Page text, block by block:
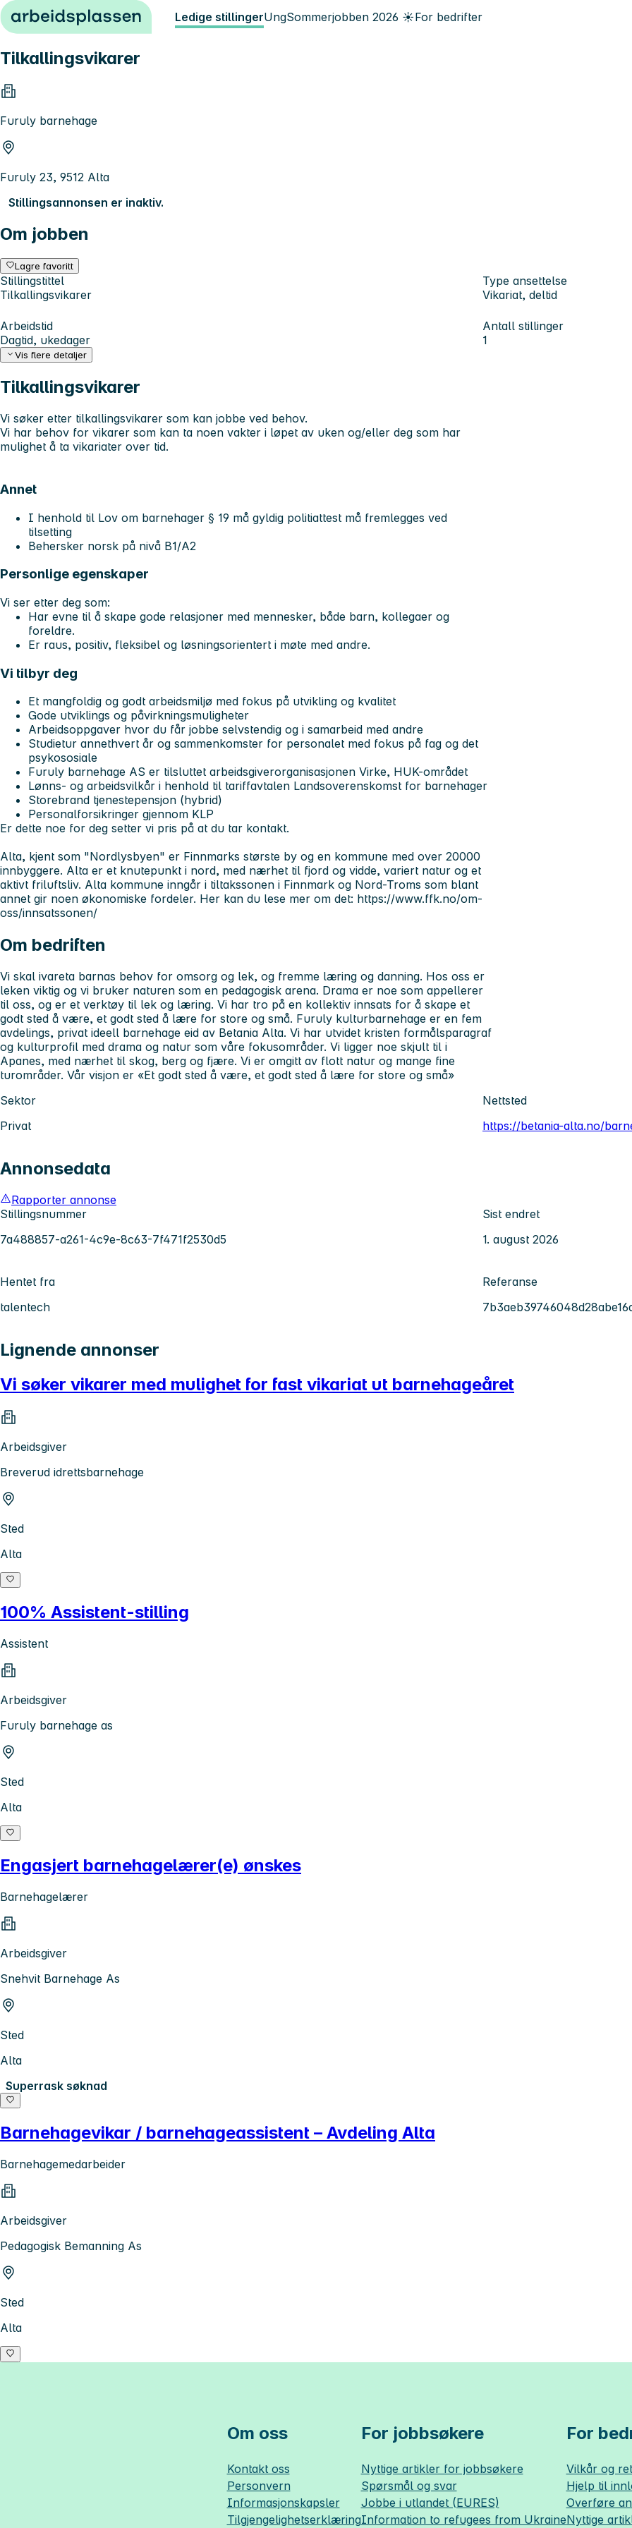
Hopp til innhold Ledige stillingerUngSommerjobben 2026 ☀️For bedrifter
Tilkallingsvikarer
Furuly barnehage
Furuly 23, 9512 Alta
Stillingsannonsen er inaktiv.
Om jobben
Lagre favoritt
Stillingstittel
Tilkallingsvikarer
Type ansettelse
Vikariat, deltid
Arbeidstid
Dagtid, ukedager
Antall stillinger
1
Vis flere detaljer
Tilkallingsvikarer
Vi søker etter tilkallingsvikarer som kan jobbe ved behov.
Vi har behov for vikarer som kan ta noen vakter i løpet av uken og/eller deg som har
mulighet å ta vikariater over tid.
Annet
I henhold til Lov om barnehager § 19 må gyldig politiattest må fremlegges ved
tilsetting
Behersker norsk på nivå B1/A2
Personlige egenskaper
Vi ser etter deg som:
Har evne til å skape gode relasjoner med mennesker, både barn, kollegaer og
foreldre.
Er raus, positiv, fleksibel og løsningsorientert i møte med andre.
Vi tilbyr deg
Et mangfoldig og godt arbeidsmiljø med fokus på utvikling og kvalitet
Gode utviklings og påvirkningsmuligheter
Arbeidsoppgaver hvor du får jobbe selvstendig og i samarbeid med andre
Studietur annethvert år og sammenkomster for personalet med fokus på fag og det
psykososiale
Furuly barnehage AS er tilsluttet arbeidsgiverorganisasjonen Virke, HUK-området
Lønns- og arbeidsvilkår i henhold til tariffavtalen Landsoverenskomst for barnehager
Storebrand tjenestepensjon (hybrid)
Personalforsikringer gjennom KLP
Er dette noe for deg setter vi pris på at du tar kontakt.
Alta, kjent som "Nordlysbyen" er Finnmarks største by og en kommune med over 20000
innbyggere. Alta er et knutepunkt i nord, med nærhet til fjord og vidde, variert natur og et
aktivt friluftsliv. Alta kommune inngår i tiltakssonen i Finnmark og Nord-Troms som blant
annet gir noen økonomiske fordeler. Her kan du lese mer om det: https://www.ffk.no/om-
oss/innsatssonen/
Om bedriften
Vi skal ivareta barnas behov for omsorg og lek, og fremme læring og danning. Hos oss er
leken viktig og vi bruker naturen som en pedagogisk arena. Drama er noe som appellerer
til oss, og er et verktøy til lek og læring. Vi har tro på en kollektiv innsats for å skape et
godt sted å være, et godt sted å lære for store og små. Furuly kulturbarnehage er en fem
avdelings, privat ideell barnehage eid av Betania Alta. Vi har utvidet kristen formålsparagraf
og kulturprofil med drama og natur som våre fokusområder. Vi ligger noe skjult til i
Apanes, med nærhet til skog, berg og fjære. Vi er omgitt av flott natur og mange fine
turområder. Vår visjon er «Et godt sted å være, et godt sted å lære for store og små»
Sektor
Privat
Nettsted
https://betania-alta.no/
Annonsedata
Rapporter annonse
Stillingsnummer
7a488857-a261-4c9e-8c63-7f471f2530d5
Sist endret
1. august 2026
Hentet fra
talentech
Referanse
Lignende annonser
Vi søker vikarer med mulighet for fast vikariat ut barnehageåret
Arbeidsgiver
Breverud idrettsbarnehage
Sted
Alta
100% Assistent-stilling
Assistent
Arbeidsgiver
Furuly barnehage as
Sted
Alta
Engasjert barnehagelærer(e) ønskes
Barnehagelærer
Arbeidsgiver
Snehvit Barnehage As
Sted
Alta
Superrask søknad
Barnehagevikar / barnehageassistent – Avdeling Alta
Barnehagemedarbeider
Arbeidsgiver
Pedagogisk Bemanning As
Sted
Alta
Om oss
Kontakt oss
Personvern
Informasjonskapsler
Tilgjengelighetserklæring
For jobbsøkere
Nyttige artikler for jobbsøkere
Spørsmål og svar
Jobbe i utlandet (EURES)
Information to refugees from Ukraine
For
Vilkår og
Hjelp til
Overføre
Nyttige